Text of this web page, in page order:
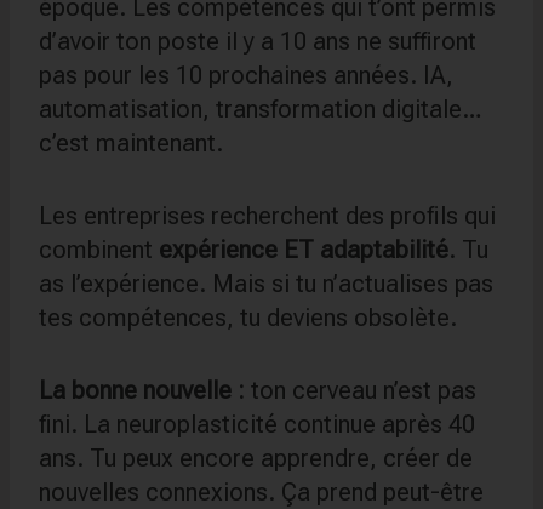
époque. Les compétences qui t’ont permis
d’avoir ton poste il y a 10 ans ne suffiront
pas pour les 10 prochaines années. IA,
automatisation, transformation digitale…
c’est maintenant.
Les entreprises recherchent des profils qui
combinent expérience ET adaptabilité. Tu
as l’expérience. Mais si tu n’actualises pas
tes compétences, tu deviens obsolète.
La bonne nouvelle : ton cerveau n’est pas
fini. La neuroplasticité continue après 40
ans. Tu peux encore apprendre, créer de
nouvelles connexions. Ça prend peut-être